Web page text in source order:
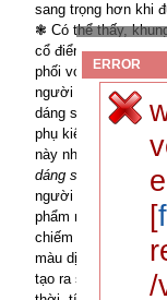
sang trọng hơn khi
❃ Có thể thấy,
cổ điển trên và đan
phối với nhau ăn ý
người dùng. ❃
dáng sành điệu và
phụ kiện trang sức
này nhé.
Swarovski
dáng sành điệu
Màu
người dùng trọn
phẩm muốn gửi
chiếm chủ đạo
màu dịu dàng
tạo ra sự hài lòng
ERROR
[
/